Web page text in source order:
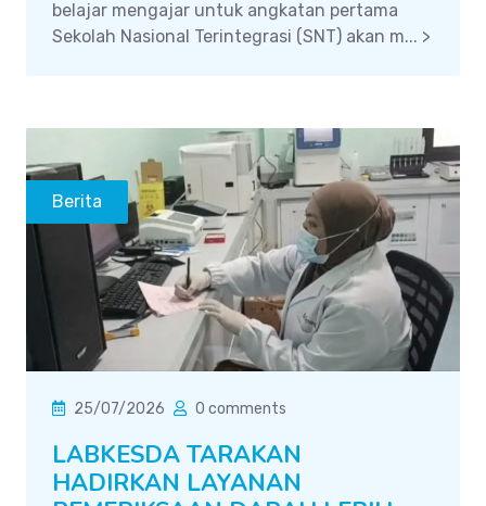
belajar mengajar untuk angkatan pertama
Sekolah Nasional Terintegrasi (SNT) akan m... >
Berita
25/07/2026 0 comments
LABKESDA TARAKAN
HADIRKAN LAYANAN